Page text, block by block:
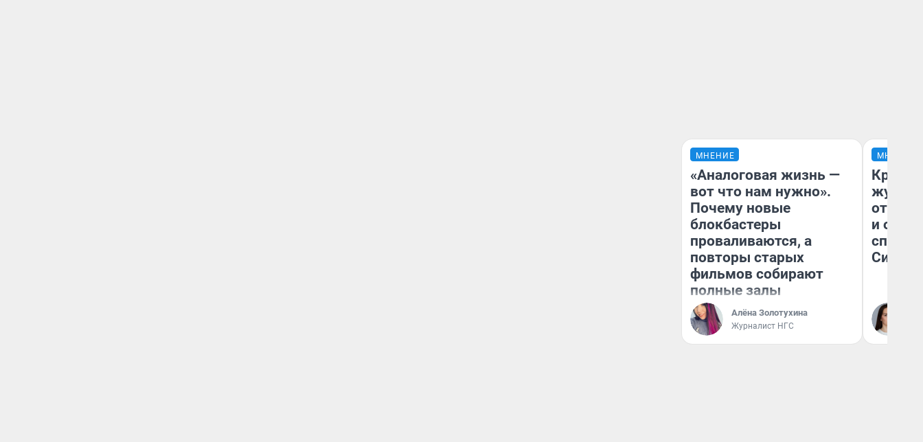
МНЕНИЕ
«Аналоговая жизнь —
вот что нам нужно».
Почему новые
блокбастеры
проваливаются, а
повторы старых
фильмов собирают
полные залы
Алёна Золотухина
Журналист НГС
МНЕНИЕ
и
споре